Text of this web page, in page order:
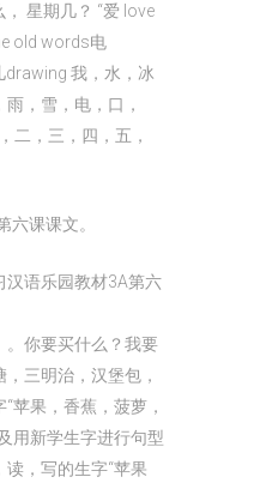
星期几？ “爱 love
old words电
我，水，冰
，雪，电，口，
二，三，四，五，
六课课文。
汉语乐园教材3A第六
。你要买什么？我要
三明治，汉堡包，
苹果，香蕉，菠萝，
用新学生字进行句型
，写的生字“苹果